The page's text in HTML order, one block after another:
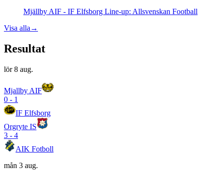
Mjällby AIF - IF Elfsborg Line-up: Allsvenskan Football
Visa alla →
Resultat
lör 8 aug.
Mjallby AIF
0 - 1
IF Elfsborg
Orgryte IS
3 - 4
AIK Fotboll
mån 3 aug.